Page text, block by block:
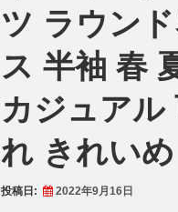
ツ ラウン
ス 半袖 春
カジュアル
れ きれい
投稿日: 2022年9月16日